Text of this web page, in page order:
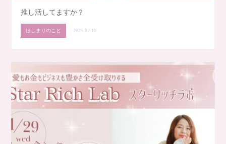
推し活してますか？
ほしまりのこと 2025.02.10